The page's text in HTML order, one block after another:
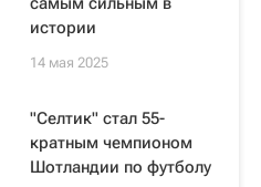
истории
14 мая 2025
"Селтик" стал 55-
кратным чемпионом
Шотландии по футболу